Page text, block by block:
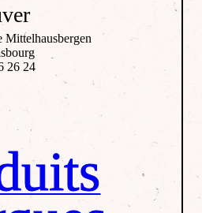
Mittelhausbergen
26 24